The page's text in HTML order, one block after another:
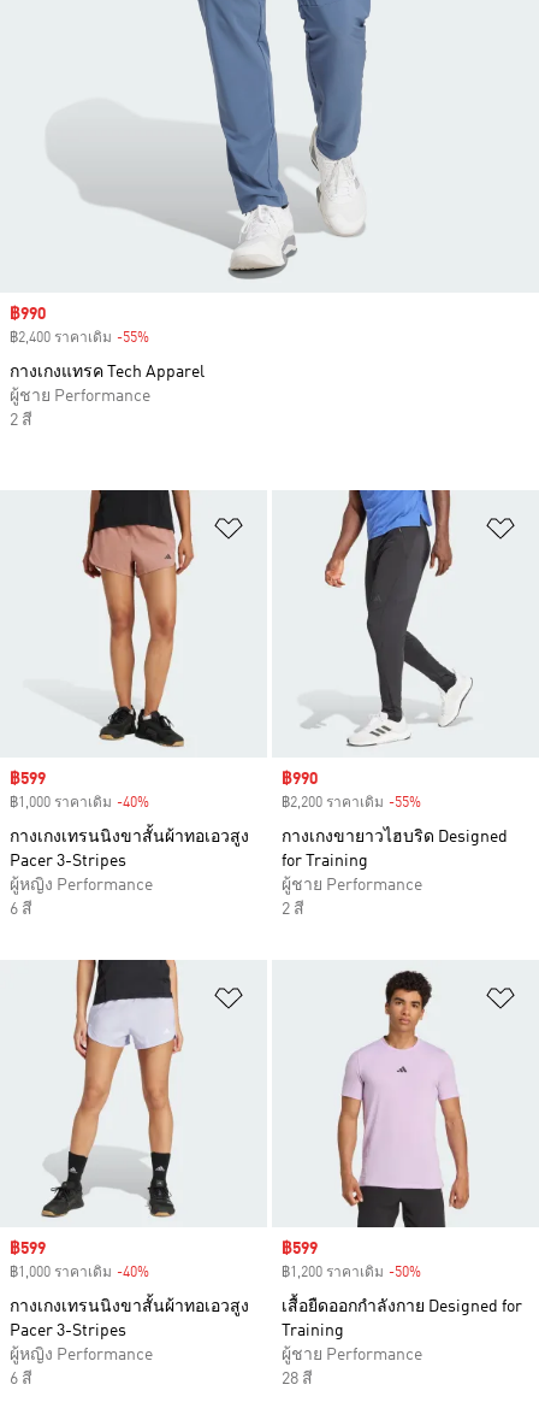
เพิ่มไปยังรายการสินค้าโปรด
Sale price
฿599
฿1,000 ราคาเดิม -40%
กางเกงเทรนนิงขาสั้นผ้าทอเอวสูง
Pacer 3-Stripes
ผู้หญิง Performance
6 สี
Sale price
฿990
฿2,200 ราคาเดิม -55%
กางเกงขายาวไฮบริด Designed
for Training
ผู้ชาย Performance
2 สี
เพิ่มไปยังรายการสินค้าโปรด
Sale price
฿599
฿1,000 ราคาเดิม -40%
กางเกงเทรนนิงขาสั้นผ้าทอเอวสูง
Pacer 3-Stripes
ผู้หญิง Performance
6 สี
Sale price
฿599
฿1,200 ราคาเดิม -50%
เสื้อยืดออกกำลังกาย Designed for
Training
ผู้ชาย Performance
28 สี
Sale price
฿990
฿2,400 ราคาเดิม -55%
กางเกงแทรค Tech Apparel
ผู้ชาย Performance
2 สี